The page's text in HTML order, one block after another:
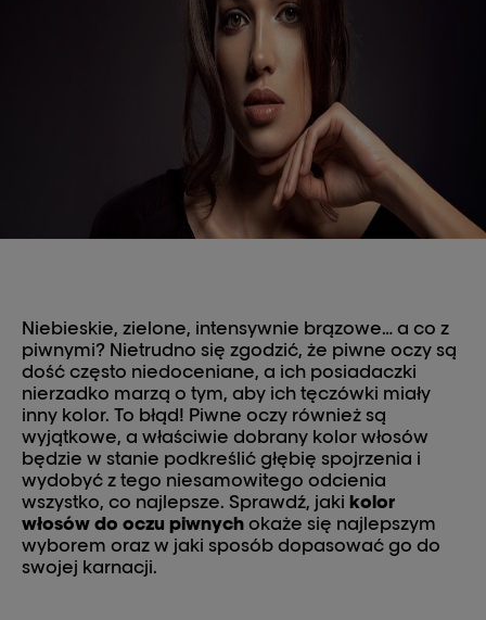
Niebieskie, zielone, intensywnie brązowe… a co z
piwnymi? Nietrudno się zgodzić, że piwne oczy są
dość często niedoceniane, a ich posiadaczki
nierzadko marzą o tym, aby ich tęczówki miały
inny kolor. To błąd! Piwne oczy również są
wyjątkowe, a właściwie dobrany kolor włosów
będzie w stanie podkreślić głębię spojrzenia i
wydobyć z tego niesamowitego odcienia
wszystko, co najlepsze. Sprawdź, jaki kolor
włosów do oczu piwnych okaże się najlepszym
wyborem oraz w jaki sposób dopasować go do
swojej karnacji.